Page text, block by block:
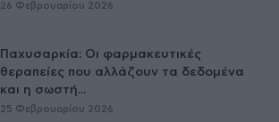
26 Φεβρουαρίου 2026
Παχυσαρκία: Οι φαρμακευτικές
θεραπείες που αλλάζουν τα δεδομένα
και η σωστή...
25 Φεβρουαρίου 2026